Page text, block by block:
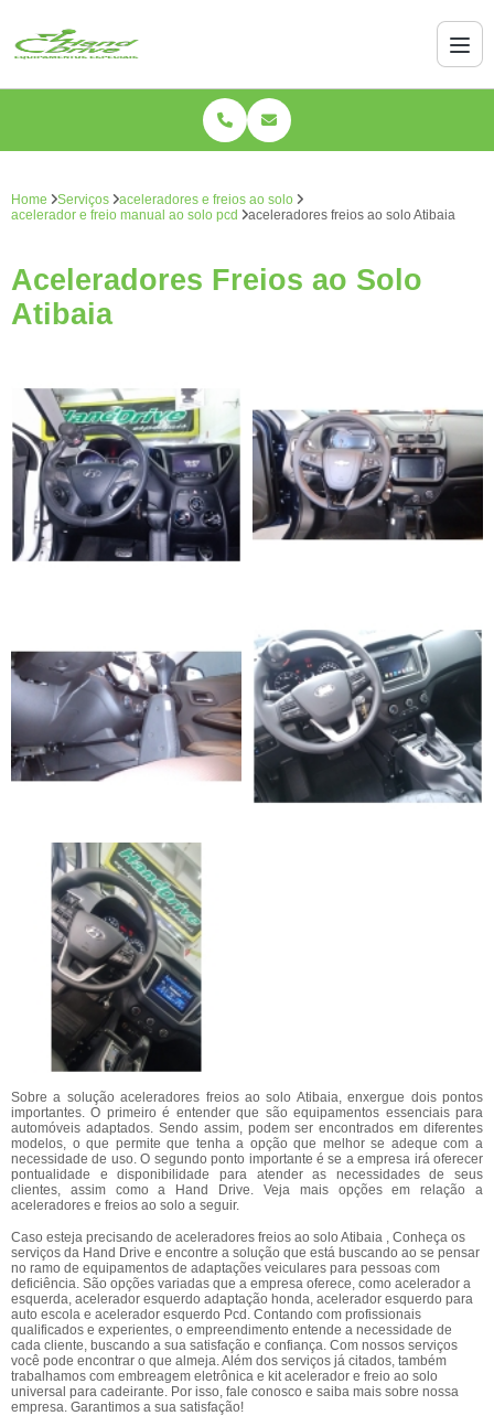
Home Serviços
aceleradores e freios ao solo
acelerador e freio manual ao solo pcd
aceleradores freios ao solo Atibaia
Aceleradores Freios ao Solo
Atibaia
Sobre a solução aceleradores freios ao solo Atibaia, enxergue dois pontos
importantes. O primeiro é entender que são equipamentos essenciais para
automóveis adaptados. Sendo assim, podem ser encontrados em diferentes
modelos, o que permite que tenha a opção que melhor se adeque com a
necessidade de uso. O segundo ponto importante é se a empresa irá oferecer
pontualidade e disponibilidade para atender as necessidades de seus
clientes, assim como a Hand Drive. Veja mais opções em relação a
aceleradores e freios ao solo a seguir.
Caso esteja precisando de aceleradores freios ao solo Atibaia , Conheça os
serviços da Hand Drive e encontre a solução que está buscando ao se pensar
no ramo de equipamentos de adaptações veiculares para pessoas com
deficiência. São opções variadas que a empresa oferece, como acelerador a
esquerda, acelerador esquerdo adaptação honda, acelerador esquerdo para
auto escola e acelerador esquerdo Pcd. Contando com profissionais
qualificados e experientes, o empreendimento entende a necessidade de
cada cliente, buscando a sua satisfação e confiança. Com nossos serviços
você pode encontrar o que almeja. Além dos serviços já citados, também
trabalhamos com embreagem eletrônica e kit acelerador e freio ao solo
universal para cadeirante. Por isso, fale conosco e saiba mais sobre nossa
empresa. Garantimos a sua satisfação!